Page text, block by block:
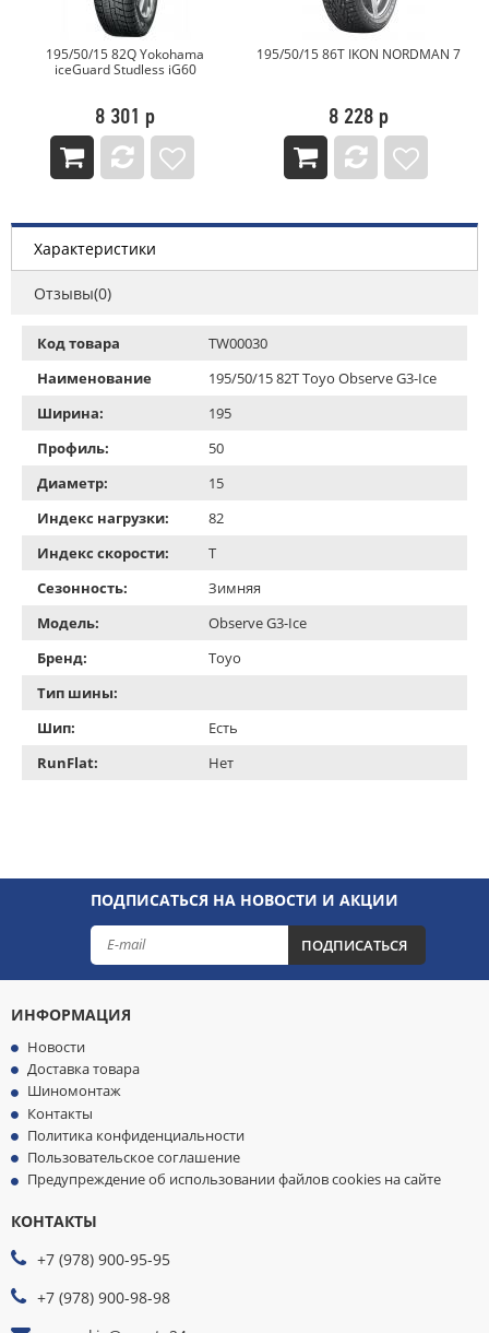
195/50/15 82Q Yokohama
iceGuard Studless iG60
8 301 р
195/50/15 86T IKON NORDMAN 7
8 228 р
Характеристики
Отзывы(0)
Код товара
TW00030
Наименование
195/50/15 82T Toyo Observe G3-Ice
Ширина:
195
Профиль:
50
Диаметр:
15
Индекс нагрузки:
82
Индекс скорости:
T
Сезонность:
Зимняя
Модель:
Observe G3-Ice
Бренд:
Toyo
Тип шины:
Шип:
Есть
RunFlat:
Нет
ПОДПИСАТЬСЯ НА НОВОСТИ И АКЦИИ
ПОДПИСАТЬСЯ
ИНФОРМАЦИЯ
Новости
Доставка товара
Шиномонтаж
Контакты
Политика конфиденциальности
Пользовательское соглашение
Предупреждение об использовании файлов cookies на сайте
КОНТАКТЫ
+7 (978) 900-95-95
+7 (978) 900-98-98